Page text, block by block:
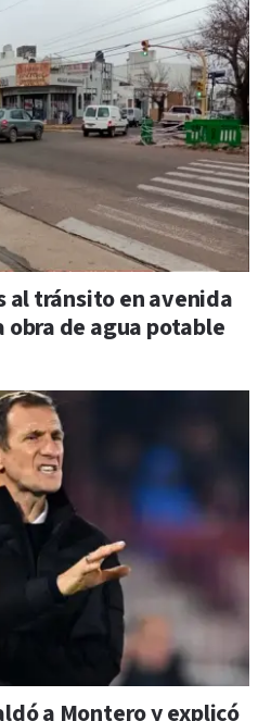
al tránsito en avenida
de agua potable
a Montero y explicó